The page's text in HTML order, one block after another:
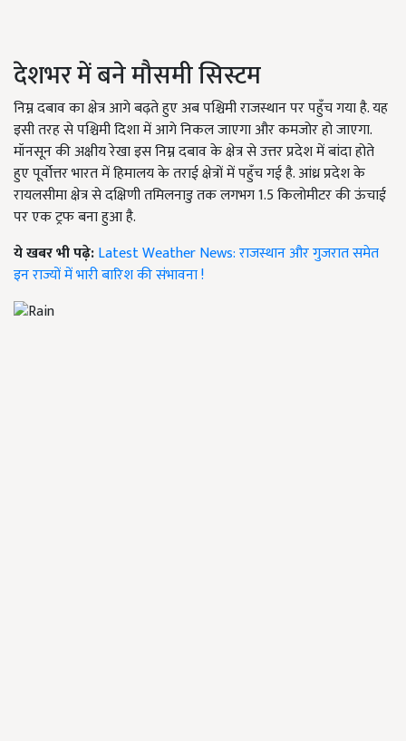
देशभर में बने मौसमी सिस्टम
निम्न दबाव का क्षेत्र आगे बढ़ते हुए अब पश्चिमी राजस्थान पर पहुँच गया है. यह
इसी तरह से पश्चिमी दिशा में आगे निकल जाएगा और कमजोर हो जाएगा.
मॉनसून की अक्षीय रेखा इस निम्न दबाव के क्षेत्र से उत्तर प्रदेश में बांदा होते
हुए पूर्वोत्तर भारत में हिमालय के तराई क्षेत्रों में पहुँच गई है. आंध्र प्रदेश के
रायलसीमा क्षेत्र से दक्षिणी तमिलनाडु तक लगभग 1.5 किलोमीटर की ऊंचाई
पर एक ट्रफ बना हुआ है.
ये खबर भी पढ़े:Latest Weather News: राजस्थान और गुजरात समेत
इन राज्यों में भारी बारिश की संभावना !